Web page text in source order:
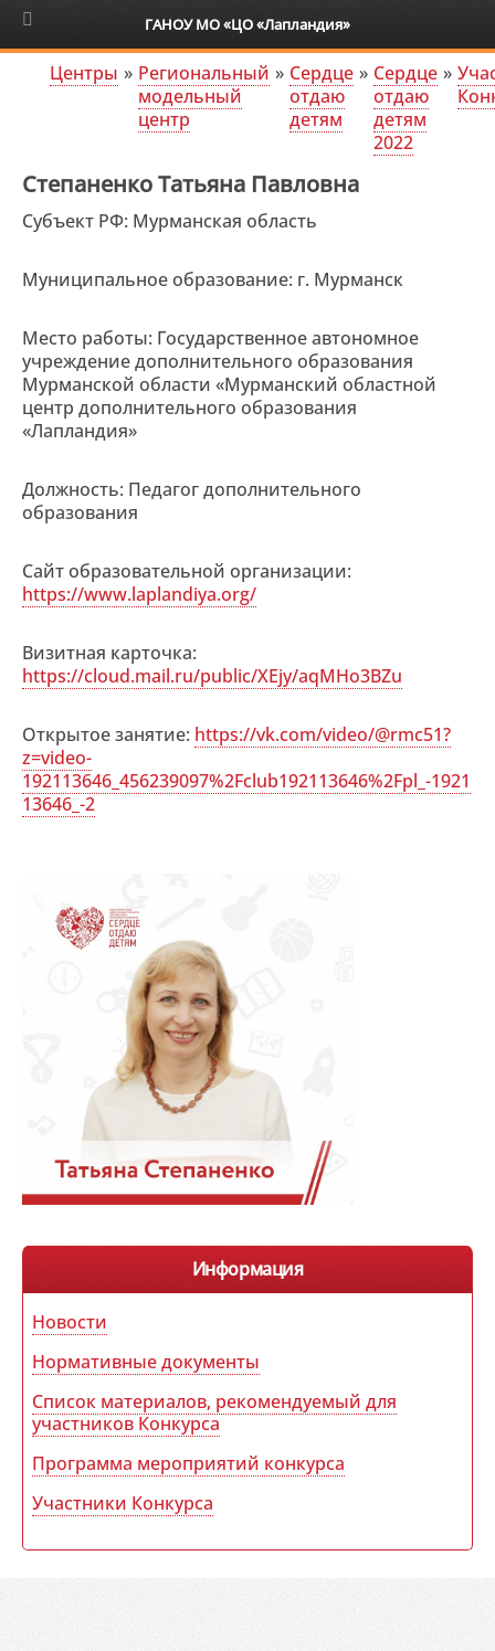
6+
Центры » Региональный
модельный
центр
» Сердце
отдаю
детям
» Сердце
отдаю
детям
2022
»
Степаненко Татьяна Павловна
Субъект РФ: Мурманская область
Муниципальное образование: г. Мурманск
Место работы: Государственное автономное
учреждение дополнительного образования
Мурманской области «Мурманский областной
центр дополнительного образования
«Лапландия»
Должность: Педагог дополнительного
образования
Сайт образовательной организации:
https://www.laplandiya.org/
Визитная карточка:
https://cloud.mail.ru/public/XEjy/aqMHo3BZu
Открытое занятие: https://vk.com/video/@rmc51?
z=video-
192113646_456239097%2Fclub192113646%2Fpl_-1921
13646_-2
Информация
Новости
Нормативные документы
Список материалов, рекомендуемый для
участников Конкурса
Программа мероприятий конкурса
Участники Конкурса
ГАНОУ МО «ЦО «Лапландия»